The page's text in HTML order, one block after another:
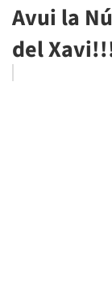
Avui la
del